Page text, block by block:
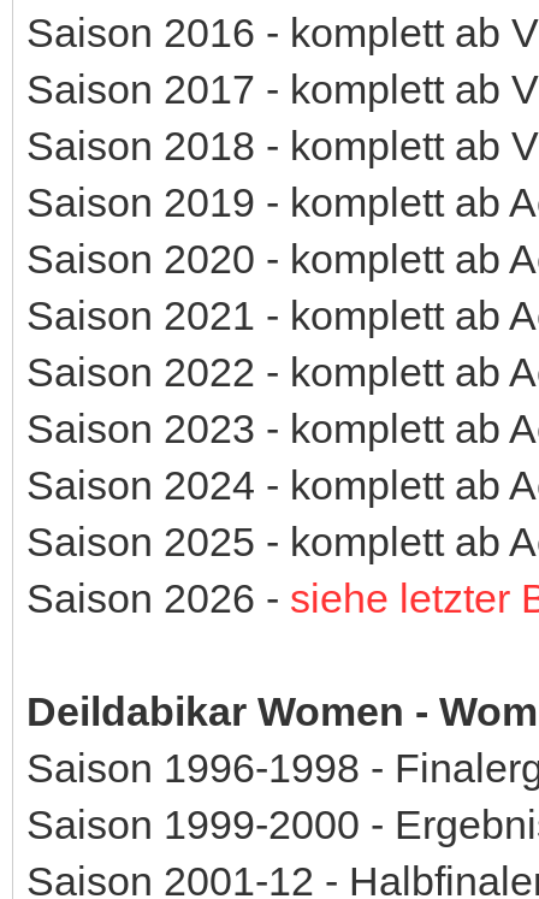
Saison 2016 - komplett ab
Saison 2017 - komplett ab
Saison 2018 - komplett ab
Saison 2019 - komplett ab
Saison 2020 - komplett ab
Saison 2021 - komplett ab
Saison 2022 - komplett ab
Saison 2023 - komplett ab
Saison 2024 - komplett ab
Saison 2025 - komplett ab
Saison 2026 - siehe letzter
Deildabikar Women -
Saison 1996-1998 -
Saison 1999-2000 -
Saison 2001-12 -